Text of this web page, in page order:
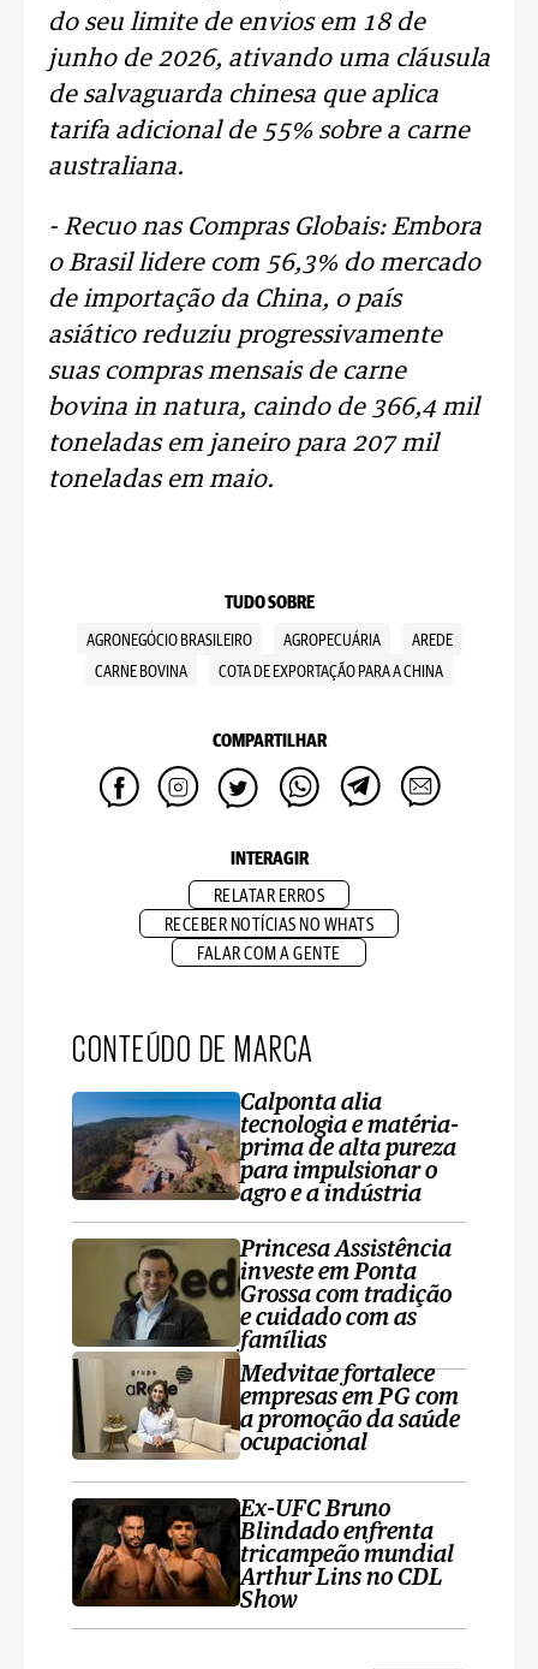
do seu limite de envios em 18 de
junho de 2026, ativando uma cláusula
de salvaguarda chinesa que aplica
tarifa adicional de 55% sobre a carne
australiana.
- Recuo nas Compras Globais: Embora
o Brasil lidere com 56,3% do mercado
de importação da China, o país
asiático reduziu progressivamente
suas compras mensais de carne
bovina in natura, caindo de 366,4 mil
toneladas em janeiro para 207 mil
toneladas em maio.
TUDO SOBRE
AGRONEGÓCIO BRASILEIRO AGROPECUÁRIA
AREDE
CARNE BOVINA
COTA DE EXPORTAÇÃO PARA A CHINA
COMPARTILHAR
INTERAGIR
RELATAR ERROS
RECEBER NOTÍCIAS NO WHATS
FALAR COM A GENTE
CONTEÚDO DE MARCA
Calponta alia
tecnologia e matéria-
prima de alta pureza
para impulsionar o
agro e a indústria
Princesa Assistência
investe em Ponta
Grossa com tradição
e cuidado com as
famílias
Medvitae fortalece
empresas em PG com
a promoção da saúde
ocupacional
Ex-UFC Bruno
Blindado enfrenta
tricampeão mundial
Arthur Lins no CDL
Show